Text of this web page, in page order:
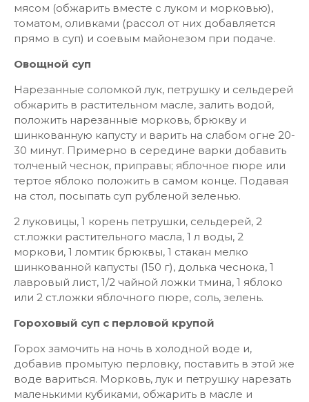
мясом (обжарить вместе с луком и морковью),
томатом, оливками (рассол от них добавляется
прямо в суп) и соевым майонезом при подаче.
Овощной суп
Нарезанные соломкой лук, петрушку и сельдерей
обжарить в растительном масле, залить водой,
положить нарезанные морковь, брюкву и
шинкованную капусту и варить на слабом огне 20-
30 минут. Примерно в середине варки добавить
толченый чеснок, приправы; яблочное пюре или
тертое яблоко положить в самом конце. Подавая
на стол, посыпать суп рубленой зеленью.
2 луковицы, 1 корень петрушки, сельдерей, 2
ст.ложки растительного масла, 1 л воды, 2
моркови, 1 ломтик брюквы, 1 стакан мелко
шинкованной капусты (150 г), долька чеснока, 1
лавровый лист, 1/2 чайной ложки тмина, 1 яблоко
или 2 ст.ложки яблочного пюре, соль, зелень.
Гороховый суп с перловой крупой
Горох замочить на ночь в холодной воде и,
добавив промытую перловку, поставить в этой же
воде вариться. Морковь, лук и петрушку нарезать
маленькими кубиками, обжарить в масле и